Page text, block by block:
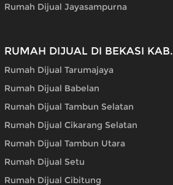
Rumah Dijual Jayasampurna
RUMAH DIJUAL DI BEKASI KAB.
Rumah Dijual Tarumajaya
Rumah Dijual Babelan
Rumah Dijual Tambun Selatan
Rumah Dijual Cikarang Selatan
Rumah Dijual Tambun Utara
Rumah Dijual Setu
Rumah Dijual Cibitung